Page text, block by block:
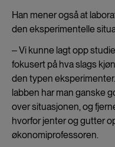
Han mener også at
den eksperimentelle
‒ Vi kunne lagt opp
fokusert på hva slags
den typen
labben har man ganske
over situasjonen, og
hvorfor jenter og gutter
økonomiprofessoren.